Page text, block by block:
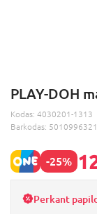
PLAY-DOH
Kodas: 4030201-1313
Barkodas:
-25%
Perkant